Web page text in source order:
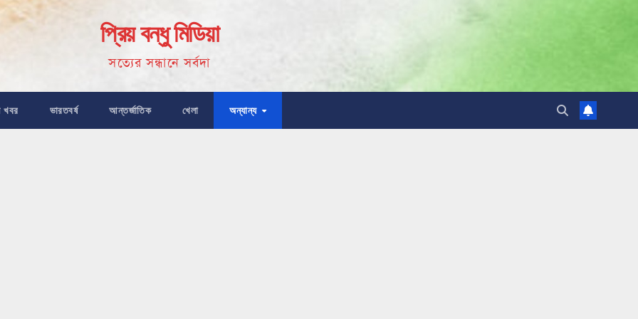
প্রিয় বন্ধু মিডিয়া
সত্যের সন্ধানে সর্বদা
খবর ভারতবর্ষ আন্তর্জাতিক খেলা অন্যান্য